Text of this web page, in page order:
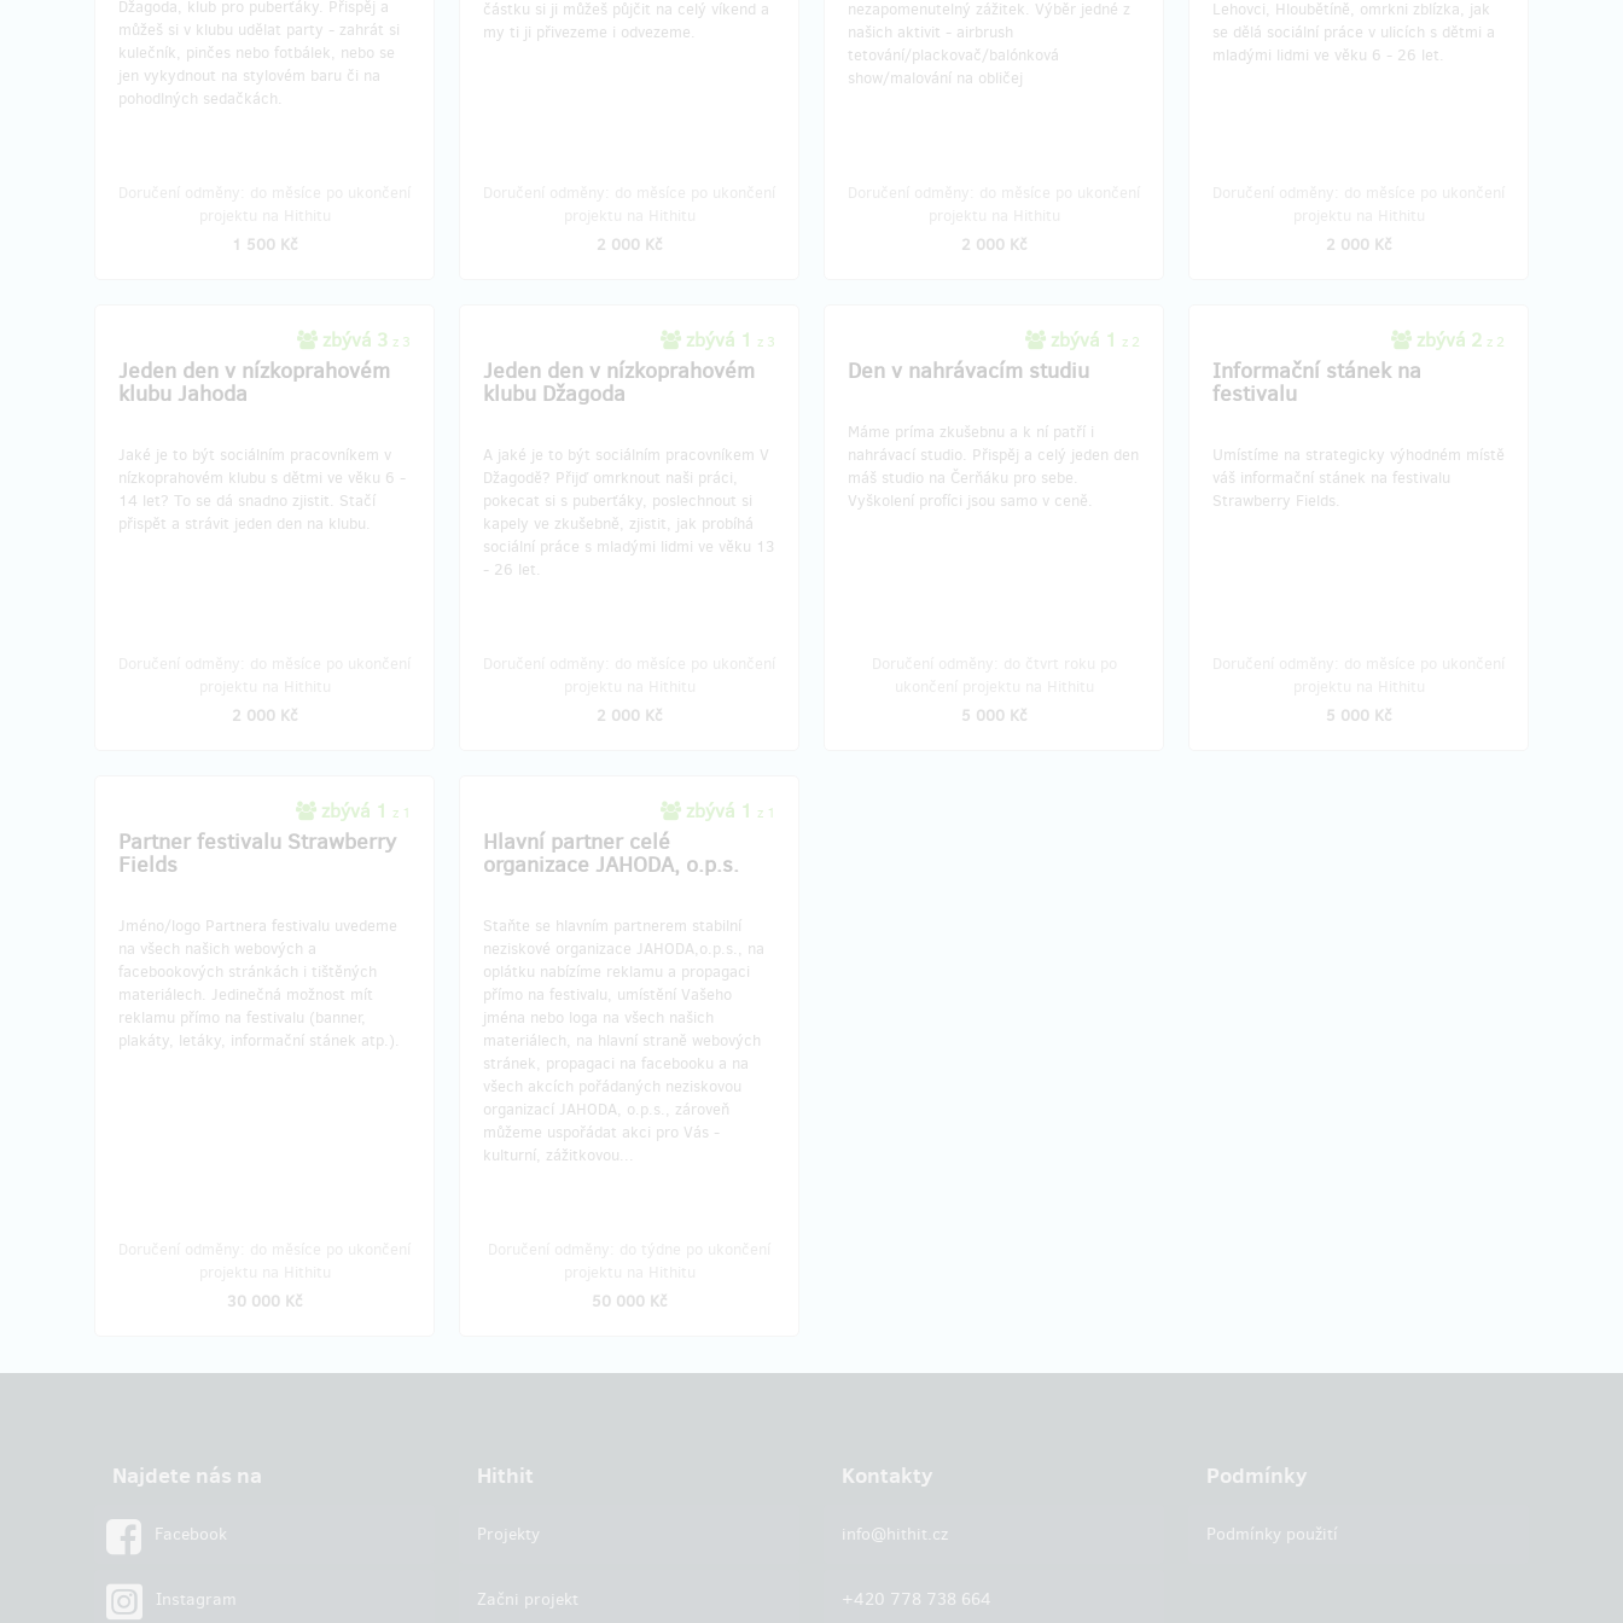
Džagoda, klub pro puberťáky. Přispěj a
můžeš si v klubu udělat party - zahrát si
kulečník, pinčes nebo fotbálek, nebo se
jen vykydnout na stylovém baru či na
pohodlných sedačkách.
1 500 Kč
částku si ji můžeš půjčit na celý víkend a
my ti ji přivezeme i odvezeme.
2 000 Kč
nezapomenutelný zážitek. Výběr jedné z
našich aktivit - airbrush
tetování/plackovač/balónková
show/malování na obličej
2 000 Kč
Lehovci, Hloubětíně, omrkni zblízka, jak
se dělá sociální práce v ulicích s dětmi a
mladými lidmi ve věku 6 - 26 let.
2 000 Kč
zbývá 3 z 3
Jeden den v nízkoprahovém
klubu Jahoda
Jaké je to být sociálním pracovníkem v
nízkoprahovém klubu s dětmi ve věku 6 -
14 let? To se dá snadno zjistit. Stačí
přispět a strávit jeden den na klubu.
2 000 Kč
zbývá 1 z 3
Jeden den v nízkoprahovém
klubu Džagoda
A jaké je to být sociálním pracovníkem V
Džagodě? Přijď omrknout naši práci,
pokecat si s puberťáky, poslechnout si
kapely ve zkušebně, zjistit, jak probíhá
sociální práce s mladými lidmi ve věku 13
- 26 let.
2 000 Kč
zbývá 1 z 2
Den v nahrávacím studiu
Máme príma zkušebnu a k ní patří i
nahrávací studio. Přispěj a celý jeden den
máš studio na Čerňáku pro sebe.
Vyškolení profíci jsou samo v ceně.
5 000 Kč
zbývá 2 z 2
Informační stánek na
festivalu
Umístíme na strategicky výhodném místě
váš informační stánek na festivalu
Strawberry Fields.
5 000 Kč
zbývá 1 z 1
Partner festivalu Strawberry
Fields
Jméno/logo Partnera festivalu uvedeme
na všech našich webových a
facebookových stránkách i tištěných
materiálech. Jedinečná možnost mít
reklamu přímo na festivalu (banner,
plakáty, letáky, informační stánek atp.).
30 000 Kč
zbývá 1 z 1
Hlavní partner celé
organizace JAHODA, o.p.s.
Staňte se hlavním partnerem stabilní
neziskové organizace JAHODA,o.p.s., na
oplátku nabízíme reklamu a propagaci
přímo na festivalu, umístění Vašeho
jména nebo loga na všech našich
materiálech, na hlavní straně webových
stránek, propagaci na facebooku a na
všech akcích pořádaných neziskovou
organizací JAHODA, o.p.s., zároveň
můžeme uspořádat akci pro Vás -
kulturní, zážitkovou...
50 000 Kč
Najdete nás na
Facebook
Instagram
Hithit
Projekty
Začni projekt
Kontakty
info@hithit.cz
+420 778 738 664
Podmínky
Podmínky použití